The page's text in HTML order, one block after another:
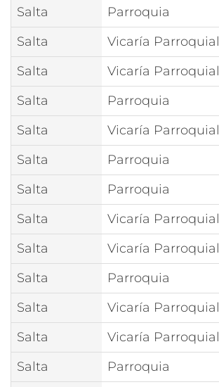
Salta Parroquia
Salta
Vicaría Parroquial
Salta
Vicaría Parroquial
Salta
Parroquia
Salta
Vicaría Parroquial
Salta
Parroquia
Salta
Parroquia
Salta
Vicaría Parroquial
Salta
Vicaría Parroquial
Salta
Parroquia
Salta
Vicaría Parroquial
Salta
Vicaría Parroquial
Salta
Parroquia